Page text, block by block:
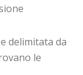
delimitata da
le